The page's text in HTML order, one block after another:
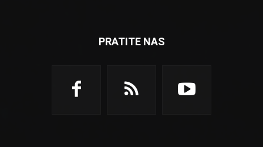
PRATITE NAS